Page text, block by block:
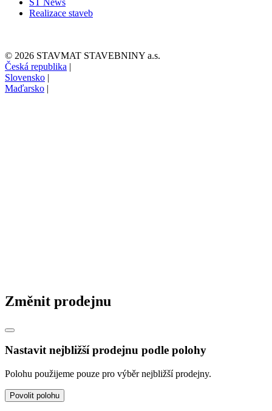
Realizace staveb
© 2026 STAVMAT STAVEBNINY a.s.
Česká republika |
Slovensko |
Maďarsko |
Změnit prodejnu
Nastavit nejbližší prodejnu podle polohy
Polohu použijeme pouze pro výběr nejbližší prodejny.
Povolit polohu